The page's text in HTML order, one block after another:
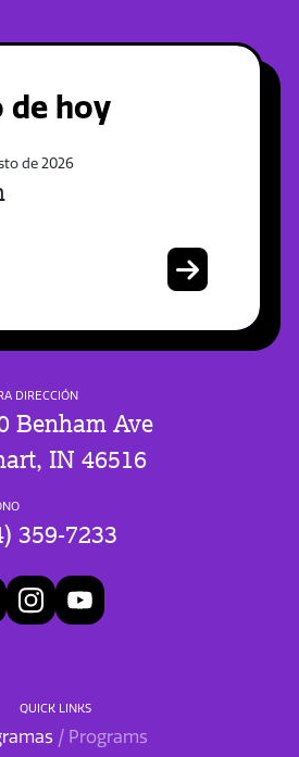
de hoy
de 2026
DIRECCIÓN
Benham Ave
IN 46516
359-7233
QUICK LINKS
/ Programs